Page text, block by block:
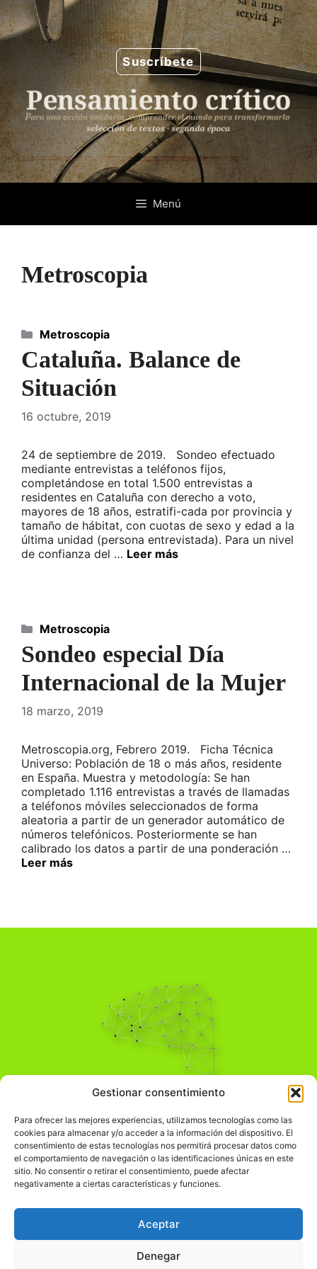
Gestionar consentimiento
Para ofrecer las mejores experiencias, utilizamos tecnologías como las
cookies para almacenar y/o acceder a la información del dispositivo. El
consentimiento de estas tecnologías nos permitirá procesar datos como
el comportamiento de navegación o las identificaciones únicas en este
sitio. No consentir o retirar el consentimiento, puede afectar
negativamente a ciertas características y funciones.
Aceptar
Denegar
Saltar
al
contenido
Suscríbete
Menú
Metroscopia
Cataluña. Balance de
Situación
16 octubre, 2019
24 de septiembre de 2019. Sondeo efectuado
mediante entrevistas a teléfonos fijos,
completándose en total 1.500 entrevistas a
residentes en Cataluña con derecho a voto,
mayores de 18 años, estratifi-cada por provincia y
tamaño de hábitat, con cuotas de sexo y edad a la
última unidad (persona entrevistada). Para un nivel
de confianza del … Leer más
Categorías
Metroscopia
Sondeo especial Día
Internacional de la Mujer
18 marzo, 2019
Metroscopia.org, Febrero 2019. Ficha Técnica
Universo: Población de 18 o más años, residente
en España. Muestra y metodología: Se han
completado 1.116 entrevistas a través de llamadas
a teléfonos móviles seleccionados de forma
aleatoria a partir de un generador automático de
números telefónicos. Posteriormente se han
calibrado los datos a partir de una ponderación …
Leer más
Categorías
Metroscopia
Pensamiento Crítico
Comprender el mundo para transformarlo.
Información Legal
჻Política de privacidad
Política de cookies